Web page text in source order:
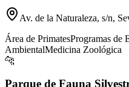
Av. de la Naturaleza, s/n,
Área de PrimatesProgramas de
AmbientalMedicina Zoológica
🐆
Parque de Fauna